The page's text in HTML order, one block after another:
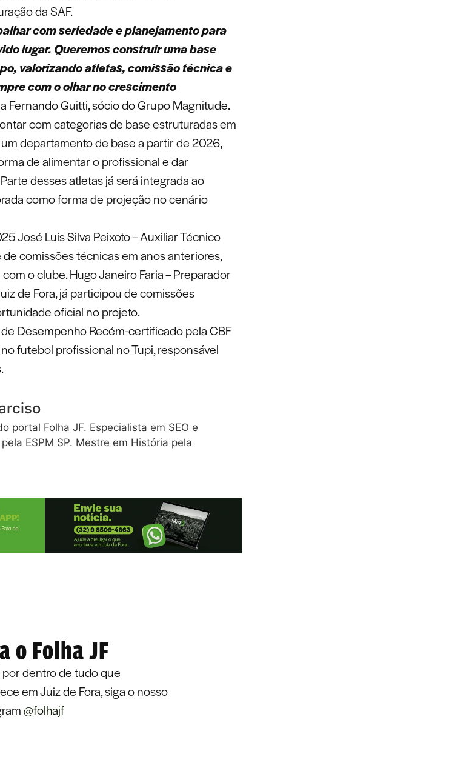
da SAF.
com seriedade e planejamento para
lugar. Queremos construir uma base
valorizando atletas, comissão técnica e
com o olhar no crescimento
Fernando Guitti, sócio do Grupo Magnitude.
com categorias de base estruturadas em
departamento de base a partir de 2026,
de alimentar o profissional e dar
desses atletas já será integrada ao
como forma de projeção no cenário
José Luis Silva Peixoto – Auxiliar Técnico
comissões técnicas em anos anteriores,
o clube. Hugo Janeiro Faria – Preparador
de Fora, já participou de comissões
oficial no projeto.
Desempenho Recém-certificado pela CBF
futebol profissional no Tupi, responsável
portal Folha JF. Especialista em SEO e
ESPM SP. Mestre em História pela
o Folha JF
dentro de tudo que
em Juiz de Fora, siga o nosso
@folhajf